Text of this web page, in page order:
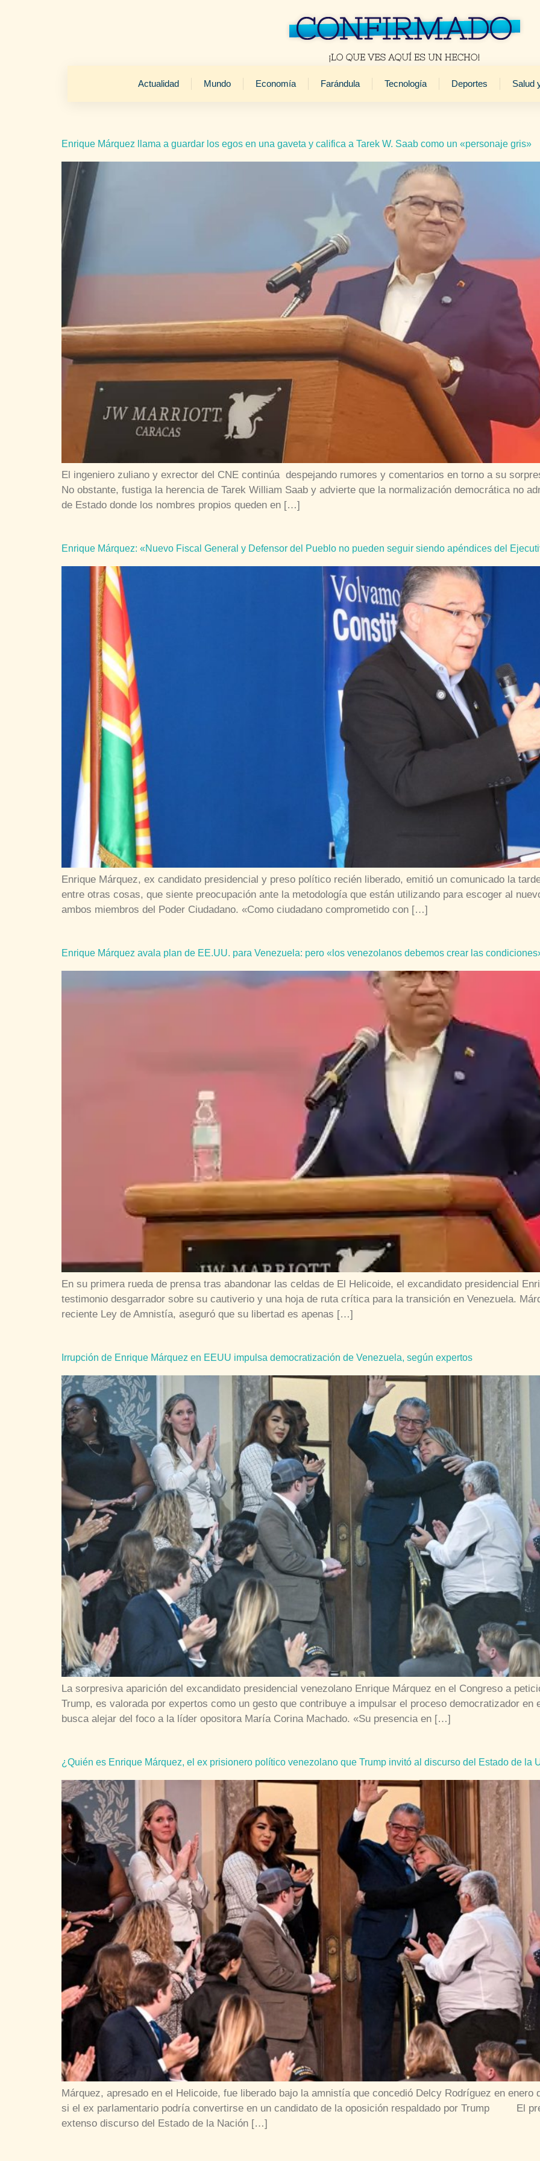
Actualidad Mundo Economía Farándula Tecnología Deportes Salud
Enrique Márquez llama a guardar los egos en una gaveta y califica a Tarek W. Saab como un «personaje gris»
El ingeniero zuliano y exrector del CNE continúa despejando rumores y comentarios en torno a su
No obstante, fustiga la herencia de Tarek William Saab y advierte que la normalización democrática no
de Estado donde los nombres propios queden en […]
Enrique Márquez: «Nuevo Fiscal General y Defensor del Pueblo no pueden seguir siendo apéndices del
Enrique Márquez, ex candidato presidencial y preso político recién liberado, emitió un comunicado la
entre otras cosas, que siente preocupación ante la metodología que están utilizando para escoger al
ambos miembros del Poder Ciudadano. «Como ciudadano comprometido con […]
Enrique Márquez avala plan de EE.UU. para Venezuela: pero «los venezolanos debemos crear las
En su primera rueda de prensa tras abandonar las celdas de El Helicoide, el excandidato presidencial
testimonio desgarrador sobre su cautiverio y una hoja de ruta crítica para la transición en Venezuela.
reciente Ley de Amnistía, aseguró que su libertad es apenas […]
Irrupción de Enrique Márquez en EEUU impulsa democratización de Venezuela, según expertos
La sorpresiva aparición del excandidato presidencial venezolano Enrique Márquez en el Congreso a
Trump, es valorada por expertos como un gesto que contribuye a impulsar el proceso democratizador
busca alejar del foco a la líder opositora María Corina Machado. «Su presencia en […]
¿Quién es Enrique Márquez, el ex prisionero político venezolano que Trump invitó al discurso del Estado de la
Márquez, apresado en el Helicoide, fue liberado bajo la amnistía que concedió Delcy Rodríguez en
si el ex parlamentario podría convertirse en un candidato de la oposición respaldado por Trump El
extenso discurso del Estado de la Nación […]